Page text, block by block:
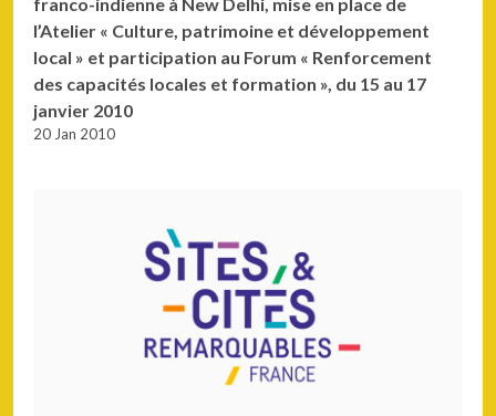
l’Atelier « Culture, patrimoine et développement
local » et participation au Forum « Renforcement
des capacités locales et formation », du 15 au 17
janvier 2010
20 Jan 2010